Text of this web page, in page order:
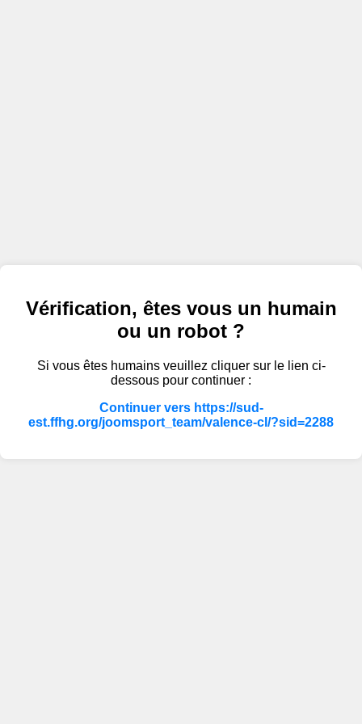
Vérification, êtes vous un humain
ou un robot ?
Si vous êtes humains veuillez cliquer sur le lien ci-
dessous pour continuer :
Continuer vers https://sud-
est.ffhg.org/joomsport_team/valence-cl/?sid=2288